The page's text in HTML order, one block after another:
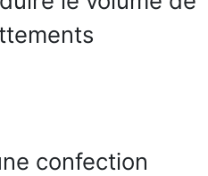
confection